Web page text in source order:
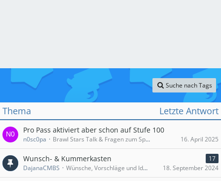
Suche nach Tags
Thema Letzte Antwort
Pro Pass aktiviert aber schon auf Stufe 100
n0sc0pa Brawl Stars Talk & Fragen zum Spiel 16. April 2025
Wunsch- & Kummerkasten
17
DajanaCMBS
Wünsche, Vorschläge und Ideen für Brawl Stars 18. September 2024